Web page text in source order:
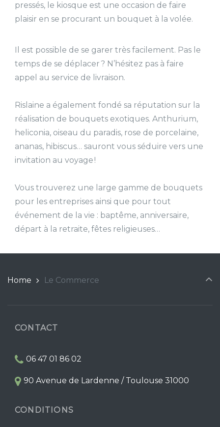
pressés, le kiosque est une occasion de faire
plaisir en se procurant un bouquet à la volée.
Il est possible de se garer très facilement. Pas le
temps de se déplacer? N’hésitez pas à faire
appel au service de livraison.
Rislaine a également fondé sa réputation sur la
réalisation de bouquets exotiques. Anthurium,
heliconia, oiseau du paradis, rose de porcelaine,
ananas, hibiscus… sauront vous séduire vers une
invitation au voyage !
Vous trouverez une large gamme de bouquets
pour les entreprises ainsi que pour tout
événement de la vie : baptême, anniversaire,
départ à la retraite, fêtes religieuses…
Home Le Commerce
CONTACT
06 47 01 86 02
90 Avenue de Lardenne / Toulouse 31000
CONDITIONS